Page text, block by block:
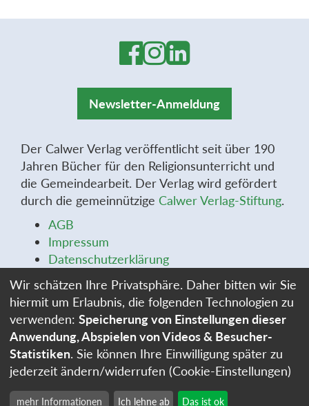
Newsletter-Anmeldung
Der Calwer Verlag veröffentlicht seit über 190
Jahren Bücher für den Religionsunterricht und
die Gemeindearbeit. Der Verlag wird gefördert
durch die gemeinnützige Calwer Verlag-Stiftung.
AGB
Impressum
Datenschutzerklärung
Widerrufsformular
Stellenangebote
Cookie-Einstellungen
Wir schätzen Ihre Privatsphäre. Daher bitten wir Sie
hiermit um Erlaubnis, die folgenden Technologien zu
verwenden: Speicherung von Einstellungen dieser
Anwendung, Abspielen von Videos & Besucher-
Statistiken. Sie können Ihre Einwilligung später zu
jederzeit ändern/widerrufen (Cookie-Einstellungen)
mehr Informationen Ich lehne ab Das ist ok